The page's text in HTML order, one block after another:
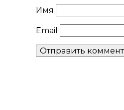
Имя
Email